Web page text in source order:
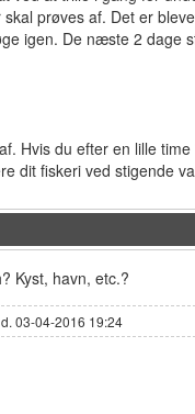
prøves af. Det er
igen. De næste 2 dage
Hvis du efter en lille
dit fiskeri ved stigende
Kyst, havn, etc.?
03-04-2016 19:24